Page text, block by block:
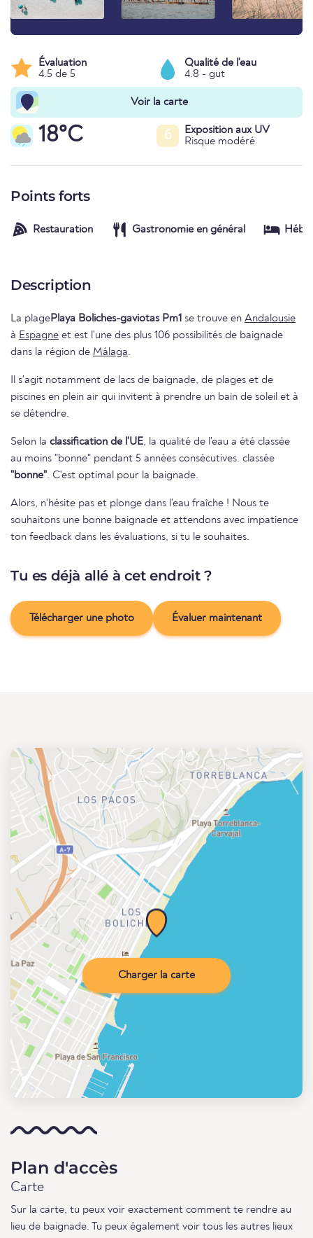
Évaluation
4.5 de 5
Qualité de l'eau
4.8 - gut
Voir la carte
18°C 6
Exposition aux UV
Risque modéré
Points forts
Restauration Gastronomie en général
Description
La plage Playa Boliches-gaviotas Pm1 se trouve en Andalousie
à Espagne et est l'une des plus 106 possibilités de baignade
dans la région de Málaga.
Il s'agit notamment de lacs de baignade, de plages et de
piscines en plein air qui invitent à prendre un bain de soleil et à
se détendre.
Selon la classification de l'UE, la qualité de l'eau a été classée
au moins "bonne" pendant 5 années consécutives. classée
"bonne". C'est optimal pour la baignade.
Alors, n'hésite pas et plonge dans l'eau fraîche ! Nous te
souhaitons une bonne baignade et attendons avec impatience
ton feedback dans les évaluations, si tu le souhaites.
Tu es déjà allé à cet endroit ?
Télécharger une photo Évaluer maintenant
Charger la carte
Plan d'accès
Carte
Sur la carte, tu peux voir exactement comment te rendre au
lieu de baignade. Tu peux également voir tous les autres lieux